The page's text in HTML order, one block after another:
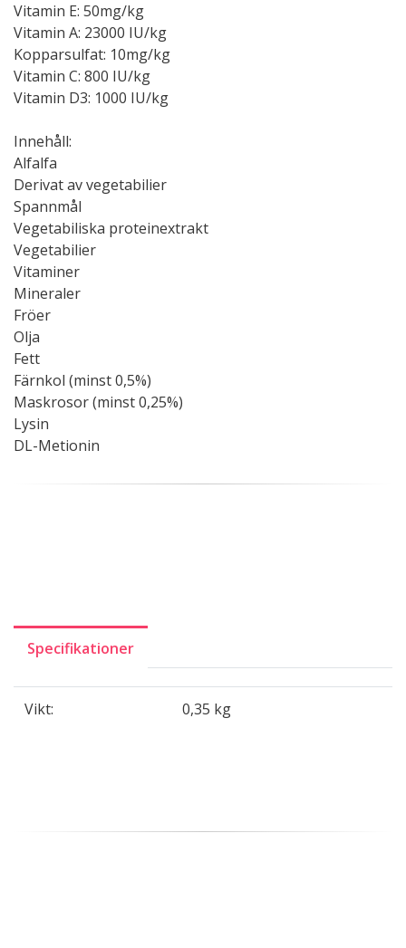
Vitamin E: 50mg/kg
Vitamin A: 23000 IU/kg
Kopparsulfat: 10mg/kg
Vitamin C: 800 IU/kg
Vitamin D3: 1000 IU/kg
Innehåll:
Alfalfa
Derivat av vegetabilier
Spannmål
Vegetabiliska proteinextrakt
Vegetabilier
Vitaminer
Mineraler
Fröer
Olja
Fett
Färnkol (minst 0,5%)
Maskrosor (minst 0,25%)
Lysin
DL-Metionin
Specifikationer
Vikt: 0,35 kg